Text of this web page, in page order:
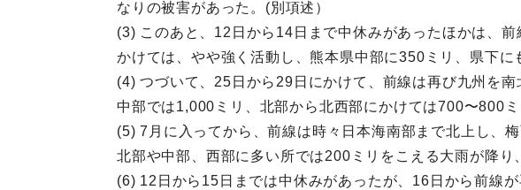
なりの被害があった。(別項述）
(3) このあと、12日から14日まで中休みがあったほかは、
かけては、やや強く活動し、熊本県中部に350ミリ、県下に
(4) つづいて、25日から29日にかけて、前線は再び九州を
中部では1,000ミリ、北部から北西部にかけては700〜800
(5) 7月に入ってから、前線は時々日本海南部まで北上し、
北部や中部、西部に多い所では200ミリをこえる大雨が降
(6) 12日から15日までは中休みがあったが、16日から前線